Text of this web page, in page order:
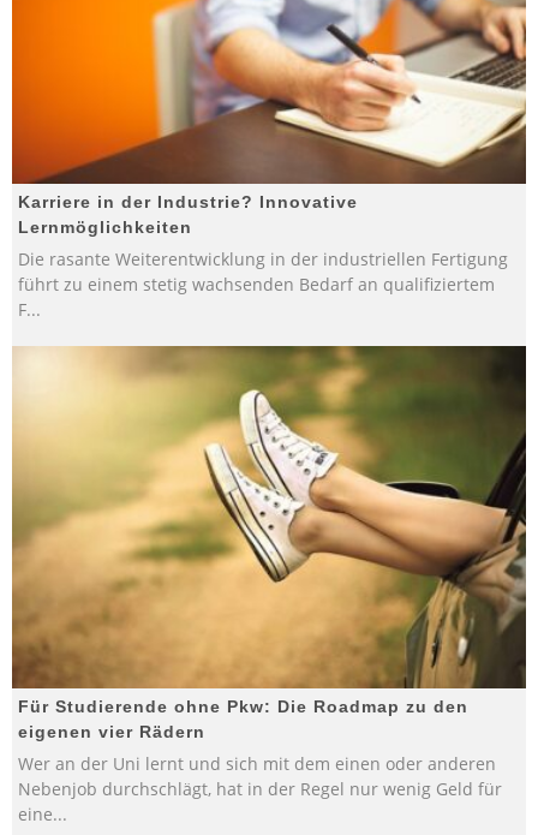
Karriere in der Industrie? Innovative
Lernmöglichkeiten
Die rasante Weiterentwicklung in der industriellen Fertigung
führt zu einem stetig wachsenden Bedarf an qualifiziertem
F...
Für Studierende ohne Pkw: Die Roadmap zu den
eigenen vier Rädern
Wer an der Uni lernt und sich mit dem einen oder anderen
Nebenjob durchschlägt, hat in der Regel nur wenig Geld für
eine...